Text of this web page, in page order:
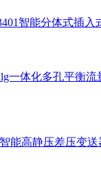
智能分体式插入
一体化多孔平衡流
能高静压差压变送